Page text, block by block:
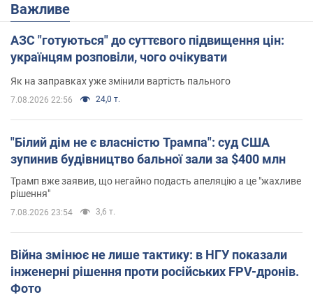
Важливе
АЗС "готуються" до суттєвого підвищення цін:
українцям розповіли, чого очікувати
Як на заправках уже змінили вартість пального
7.08.2026 22:56 24,0 т.
"Білий дім не є власністю Трампа": суд США
зупинив будівництво бальної зали за $400 млн
Трамп вже заявив, що негайно подасть апеляцію а це "жахливе
рішення"
7.08.2026 23:54 3,6 т.
Війна змінює не лише тактику: в НГУ показали
інженерні рішення проти російських FPV-дронів.
Фото